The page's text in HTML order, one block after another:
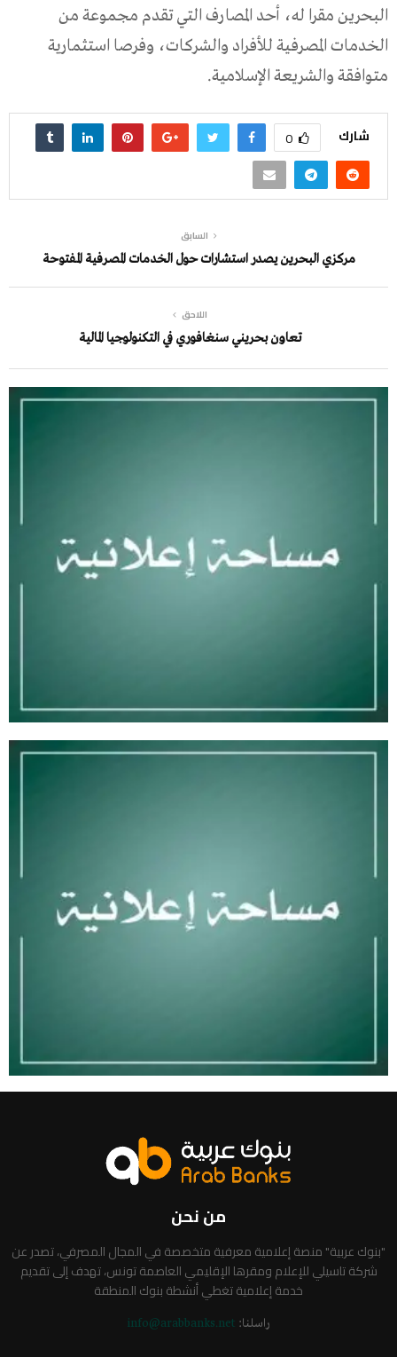
البحرين مقرا له، أحد المصارف التي تقدم مجموعة من
الخدمات المصرفية للأفراد والشركات، وفرصا استثمارية
متوافقة والشريعة الإسلامية.
شارك 0
السابق
مركزي البحرين يصدر استشارات حول الخدمات المصرفية المفتوحة
اللاحق
تعاون بحريني سنغافوري في التكنولوجيا المالية
من نحن
"بنوك عربية" منصة إعلامية معرفية متخصصة في المجال المصرفي، تصدر عن
شركة تاسيلي للإعلام ومقرها الإقليمي العاصمة تونس، تهدف إلى تقديم
خدمة إعلامية تغطي أنشطة بنوك المنطقة
راسلنا: info@arabbanks.net